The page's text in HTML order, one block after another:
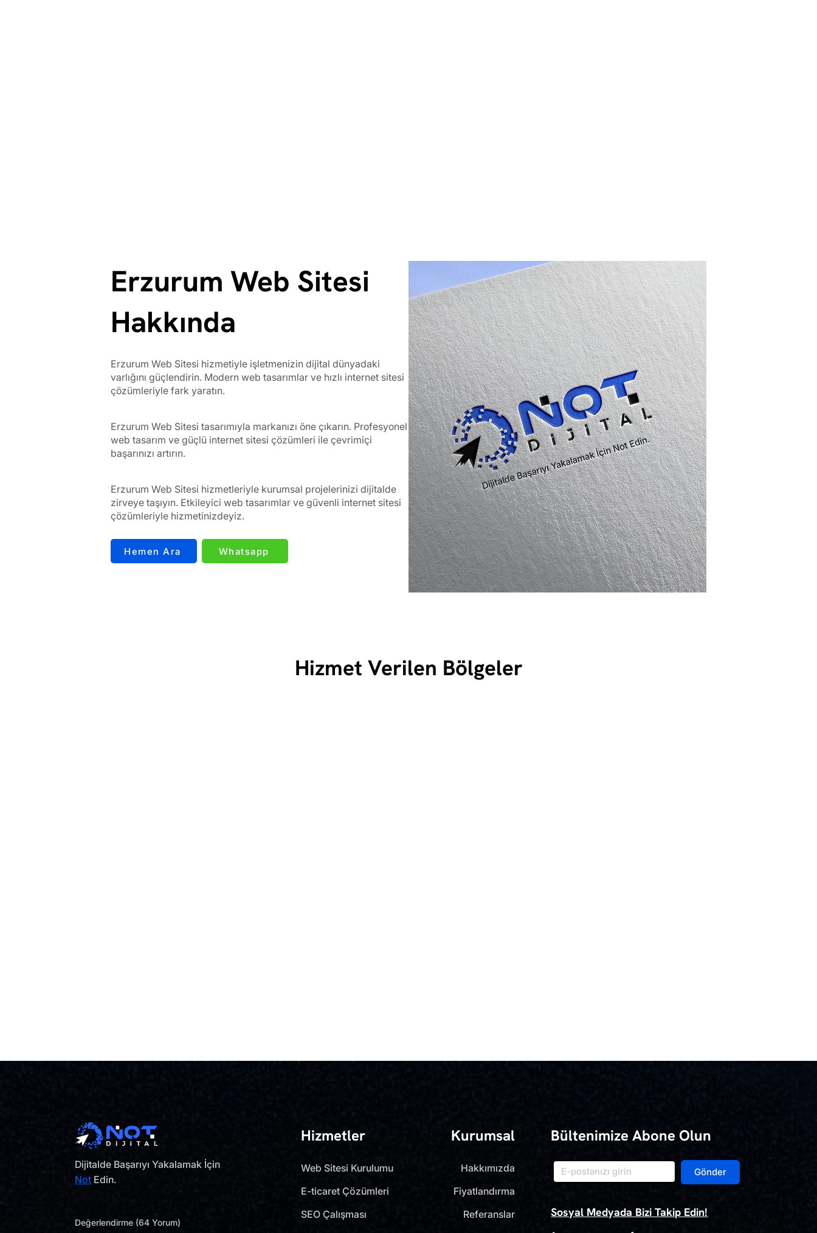
Erzurum Web Sitesi
Hakkında
Erzurum Web Sitesi hizmetiyle işletmenizin dijital dünyadaki
varlığını güçlendirin. Modern web tasarımlar ve hızlı internet sitesi
çözümleriyle fark yaratın.
Erzurum Web Sitesi tasarımıyla markanızı öne çıkarın. Profesyonel
web tasarım ve güçlü internet sitesi çözümleri ile çevrimiçi
başarınızı artırın.
Erzurum Web Sitesi hizmetleriyle kurumsal projelerinizi dijitalde
zirveye taşıyın. Etkileyici web tasarımlar ve güvenli internet sitesi
çözümleriyle hizmetinizdeyiz.
Hemen Ara Whatsapp
Hizmet Verilen Bölgeler
Dijitalde Başarıyı Yakalamak İçin
Not Edin.
Değerlendirme (64 Yorum)
Hizmetler Kurumsal
Web Sitesi Kurulumu
E-ticaret Çözümleri
SEO Çalışması
Hakkımızda
Fiyatlandırma
Referanslar
Bültenimize Abone Olun
Gönder
Sosyal Medyada Bizi Takip Edin!